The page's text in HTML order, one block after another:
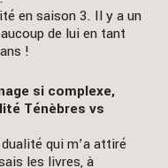
en saison 3. Il y a un
de lui en tant
!
si complexe,
Ténèbres vs
qui m’a attiré
les livres, à